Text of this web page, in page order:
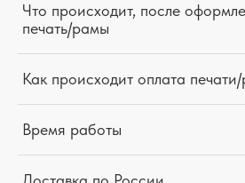
Что происходит, после
печать/рамы
Как происходит оплата
Время работы